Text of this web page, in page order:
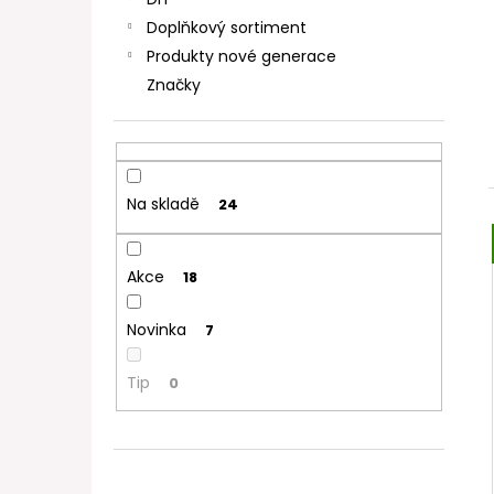
Doplňkový sortiment
Produkty nové generace
Značky
Na skladě 24
Akce 18
Novinka 7
Tip 0
DEKANG DESERT SHIP 10ML 11MG
154 Kč
Původně: 195 Kč